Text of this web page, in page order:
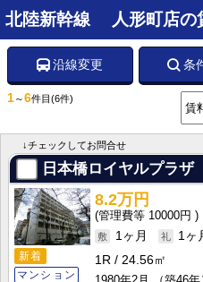
北陸新幹線 人形町店の
沿線変更 条
1～6件目 (6件)
↓チェックしてお問合せ
日本橋ロイヤルプラザ
新着
マンション
8.2万円
10000円
1ヶ月
1ヶ
1R
24.56㎡